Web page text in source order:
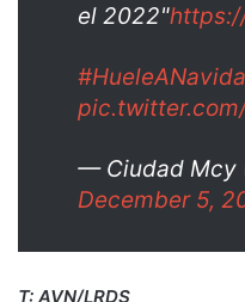
el 2022"
— Ciudad Mcy
December 5,
T: AVN/LRDS